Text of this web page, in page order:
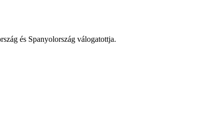
és Spanyolország válogatottja.